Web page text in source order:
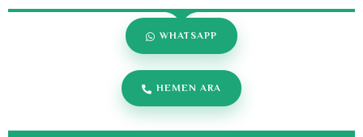
WHATSAPP
HEMEN ARA